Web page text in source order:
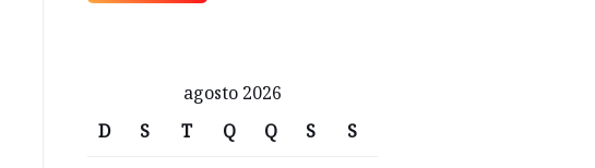
agosto 2026
D
S T Q Q S S